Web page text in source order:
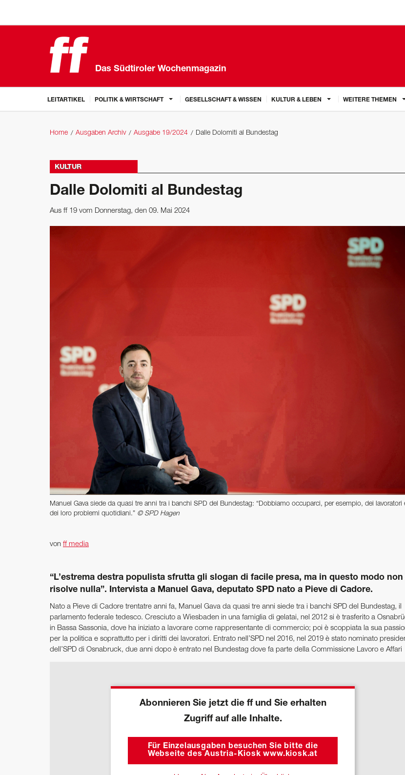
Das Südtiroler Wochenmagazin
LEITARTIKEL POLITIK & WIRTSCHAFT GESELLSCHAFT & WISSEN KULTUR & LEBEN WEITERE THEMEN
Home Ausgaben Archiv Ausgabe 19/2024 Dalle Dolomiti al Bundestag
KULTUR
Dalle Dolomiti al Bundestag
Aus ff 19 vom Donnerstag, den 09. Mai 2024
Manuel Gava siede da quasi tre anni tra i banchi SPD del Bundestag: “Dobbiamo occuparci, per esempio, dei lavoratori
dei loro problemi quotidiani.” © SPD Hagen
von ff media
“L’estrema destra populista sfrutta gli slogan di facile presa, ma in questo modo non
risolve nulla”. Intervista a Manuel Gava, deputato SPD nato a Pieve di Cadore.
Nato a Pieve di Cadore trentatre anni fa, Manuel Gava da quasi tre anni siede tra i banchi SPD del Bundestag, il
parlamento federale tedesco. Cresciuto a Wiesbaden in una famiglia di gelatai, nel 2012 si è trasferito a
in Bassa Sassonia, dove ha iniziato a lavorare come rappresentante di commercio; poi è scoppiata la sua
per la politica e soprattutto per i diritti dei lavoratori. Entrato nell’SPD nel 2016, nel 2019 è stato nominato
dell’SPD di Osnabruck, due anni dopo è entrato nel Bundestag dove fa parte della Commissione Lavoro e Affari
Abonnieren Sie jetzt die ff und Sie erhalten
Zugriff auf alle Inhalte.
Für Einzelausgaben besuchen Sie bitte die
Webseite des Austria-Kiosk www.kiosk.at